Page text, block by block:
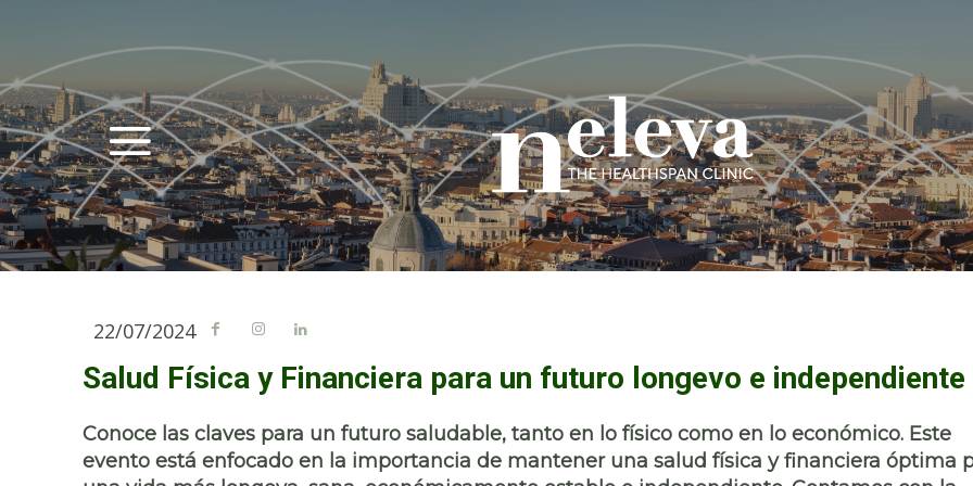
22/07/2024
Salud Física y Financiera para un futuro longevo e independiente
Conoce las claves para un futuro saludable, tanto en lo físico como en lo económico. Este
evento está enfocado en la importancia de mantener una salud física y financiera óptima